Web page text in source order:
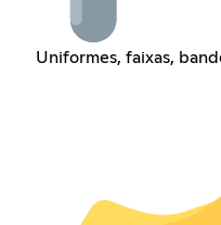
Uniformes, faixas,